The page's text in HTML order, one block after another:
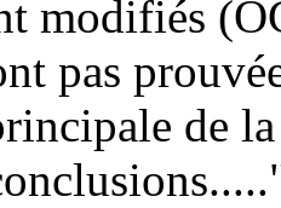
modifiés
pas
de